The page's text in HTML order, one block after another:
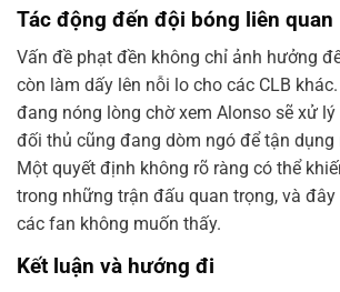
Tác động đến đội bóng liên quan
Vấn đề phạt đền không chỉ ảnh hưởng
còn làm dấy lên nỗi lo cho các CLB khác.
đang nóng lòng chờ xem Alonso sẽ xử lý
đối thủ cũng đang dòm ngó để tận dụng
Một quyết định không rõ ràng có thể
trong những trận đấu quan trọng, và
các fan không muốn thấy.
Kết luận và hướng đi